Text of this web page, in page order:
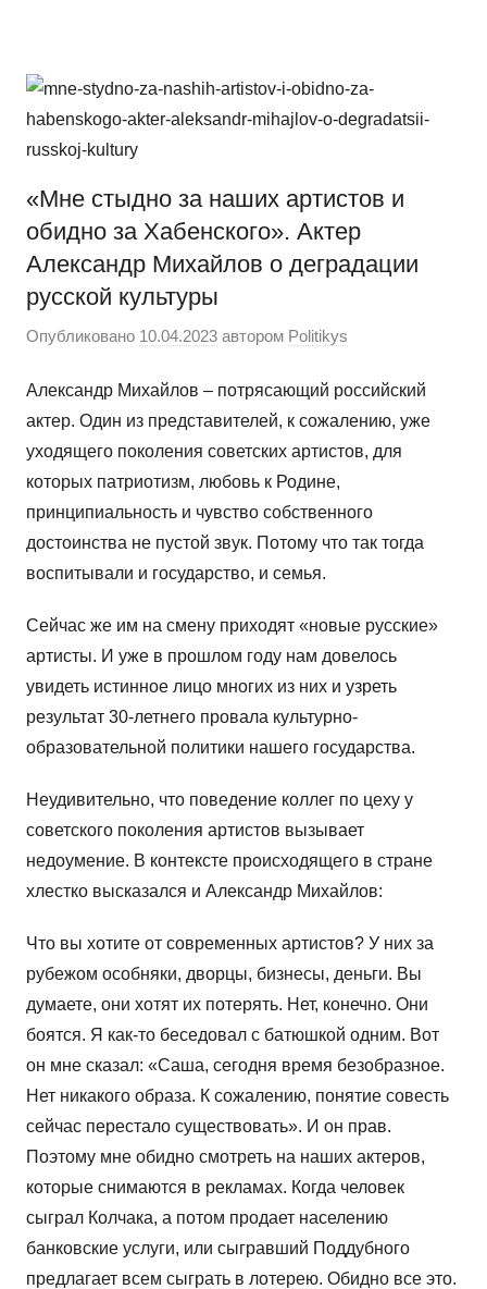
содержимому
сайт
на
WordPress
«Мне стыдно за наших артистов и
обидно за Хабенского». Актер
Александр Михайлов о деградации
русской культуры
Опубликовано 10.04.2023 автором Politikys
Александр Михайлов – потрясающий российский
актер. Один из представителей, к сожалению, уже
уходящего поколения советских артистов, для
которых патриотизм, любовь к Родине,
принципиальность и чувство собственного
достоинства не пустой звук. Потому что так тогда
воспитывали и государство, и семья.
Сейчас же им на смену приходят «новые русские»
артисты. И уже в прошлом году нам довелось
увидеть истинное лицо многих из них и узреть
результат 30-летнего провала культурно-
образовательной политики нашего государства.
Неудивительно, что поведение коллег по цеху у
советского поколения артистов вызывает
недоумение. В контексте происходящего в стране
хлестко высказался и Александр Михайлов:
Что вы хотите от современных артистов? У них за
рубежом особняки, дворцы, бизнесы, деньги. Вы
думаете, они хотят их потерять. Нет, конечно. Они
боятся. Я как-то беседовал с батюшкой одним. Вот
он мне сказал: «Саша, сегодня время безобразное.
Нет никакого образа. К сожалению, понятие совесть
сейчас перестало существовать». И он прав.
Поэтому мне обидно смотреть на наших актеров,
которые снимаются в рекламах. Когда человек
сыграл Колчака, а потом продает населению
банковские услуги, или сыгравший Поддубного
предлагает всем сыграть в лотерею. Обидно все это.